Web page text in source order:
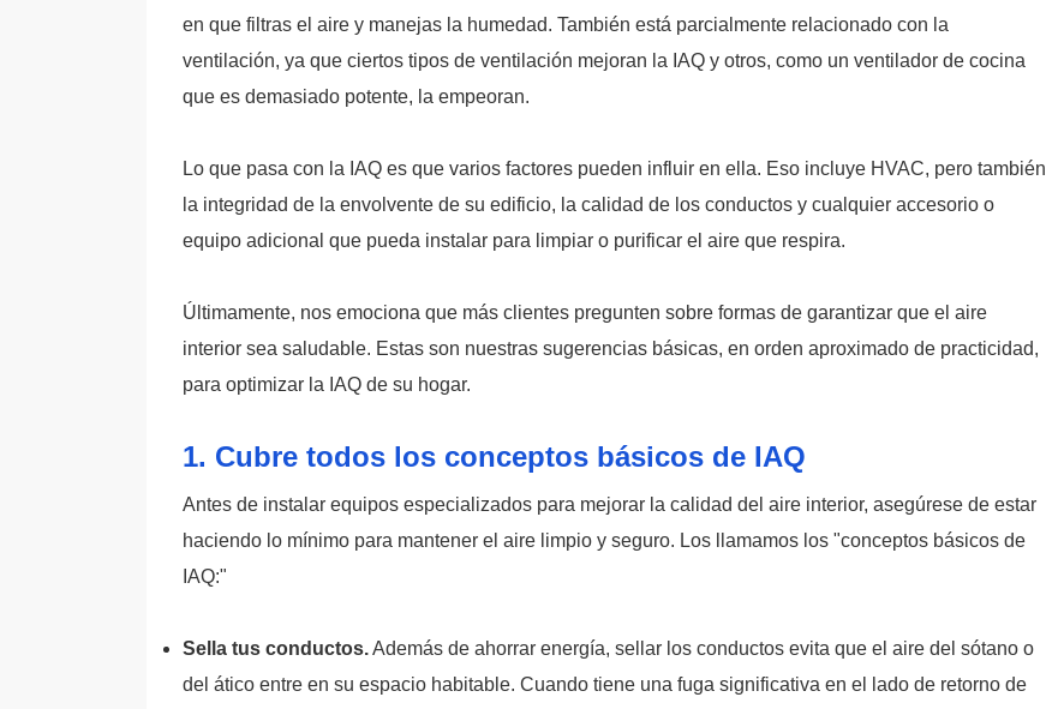
en que filtras el aire y manejas la humedad. También está parcialmente relacionado con la
ventilación, ya que ciertos tipos de ventilación mejoran la IAQ y otros, como un ventilador de cocina
que es demasiado potente, la empeoran.
Lo que pasa con la IAQ es que varios factores pueden influir en ella. Eso incluye HVAC, pero también
la integridad de la envolvente de su edificio, la calidad de los conductos y cualquier accesorio o
equipo adicional que pueda instalar para limpiar o purificar el aire que respira.
Últimamente, nos emociona que más clientes pregunten sobre formas de garantizar que el aire
interior sea saludable. Estas son nuestras sugerencias básicas, en orden aproximado de practicidad,
para optimizar la IAQ de su hogar.
1. Cubre todos los conceptos básicos de IAQ
Antes de instalar equipos especializados para mejorar la calidad del aire interior, asegúrese de estar
haciendo lo mínimo para mantener el aire limpio y seguro. Los llamamos los "conceptos básicos de
IAQ:"
Sella tus conductos.Además de ahorrar energía, sellar los conductos evita que el aire del sótano o
del ático entre en su espacio habitable. Cuando tiene una fuga significativa en el lado de retorno de